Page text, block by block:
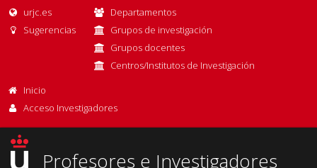
urjc.es
Sugerencias
Departamentos
Grupos de investigación
Grupos docentes
Centros/Institutos de Investigación
Inicio
Acceso Investigadores
Profesores e Investigadores